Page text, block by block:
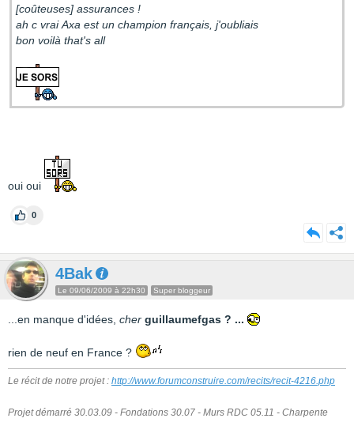
[coûteuses] assurances !
ah c vrai Axa est un champion français, j'oubliais
bon voilà that's all
oui oui
0
4Bak
Le 09/06/2009 à 22h30 Super bloggeur
...en manque d'idées, cher guillaumefgas ? ...
rien de neuf en France ?
Le récit de notre projet : http://www.forumconstruire.com/recits/recit-4216.php
Projet démarré 30.03.09 - Fondations 30.07 - Murs RDC 05.11 - Charpente